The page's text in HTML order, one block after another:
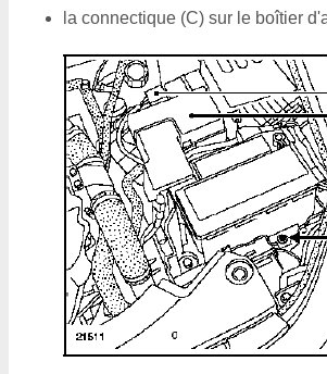
la connectique (C) sur le boîtier